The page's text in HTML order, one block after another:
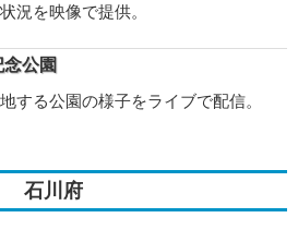
況を映像で提供。
公園
する公園の様子をライブで配信。
石川府